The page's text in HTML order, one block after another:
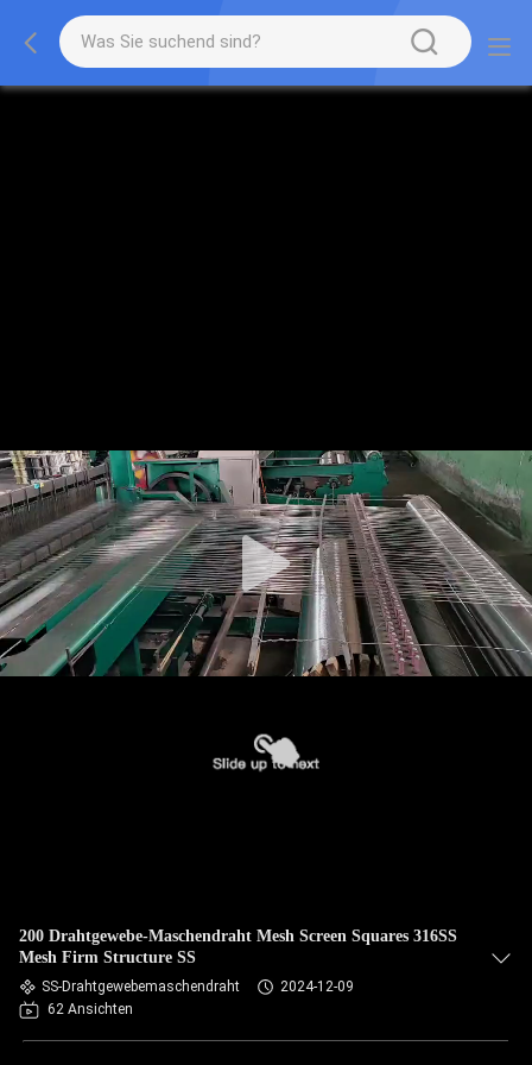
200 Drahtgewebe-Maschendraht Mesh Screen Squares 316SS
Mesh Firm Structure SS
SS-Drahtgewebemaschendraht
2024-12-09
62 Ansichten